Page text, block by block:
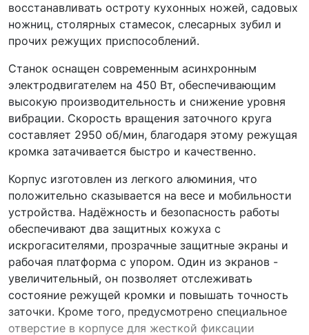
восстанавливать остроту кухонных ножей, садовых
ножниц, столярных стамесок, слесарных зубил и
прочих режущих приспособлений.
Станок оснащен современным асинхронным
электродвигателем на 450 Вт, обеспечивающим
высокую производительность и снижение уровня
вибрации. Скорость вращения заточного круга
составляет 2950 об/мин, благодаря этому режущая
кромка затачивается быстро и качественно.
Корпус изготовлен из легкого алюминия, что
положительно сказывается на весе и мобильности
устройства. Надёжность и безопасность работы
обеспечивают два защитных кожуха с
искрогасителями, прозрачные защитные экраны и
рабочая платформа с упором. Один из экранов -
увеличительный, он позволяет отслеживать
состояние режущей кромки и повышать точность
заточки. Кроме того, предусмотрено специальное
отверстие в корпусе для жесткой фиксации